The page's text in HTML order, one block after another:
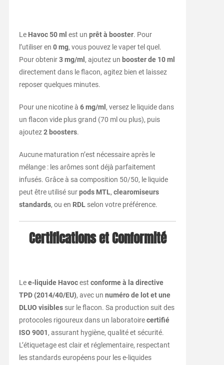
Le Havoc 50 ml est un prêt à booster. Pour
l’utiliser en 0 mg, vous pouvez le vaper tel quel.
Pour obtenir3 mg/ml , ajoutez un booster de 10 ml
directement dans le flacon, agitez bien et laissez
reposer quelques minutes.
Pour une nicotine à 6 mg/ml , versez le liquide dans
un flacon vide plus grand (70 ml ou plus), puis
ajoutez2 boosters.
Aucune maturation n’est nécessaire après le
mélange : les arômes sont déjà parfaitement
infusés. Grâce à sa composition 50/50, le liquide
peut être utilisé surpods MTL, clearomiseurs
standards, ou en RDLselon votre préférence.
Certifications et Conformité
Lee-liquide Havocest conforme à la directive
TPD (2014/40/EU), avec un numéro de lot et une
DLUO visiblessur le flacon. Sa production suit des
protocoles rigoureux dans un laboratoirecertifié
ISO 9001, assurant hygiène, qualité et sécurité.
L’étiquetage est clair et réglementaire, respectant
les standards européens pour les e-liquides